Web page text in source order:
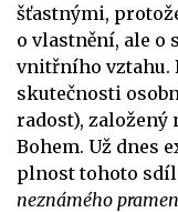
šťastnými,
o vlastnění, ale o
vnitřního vztahu.
skutečnosti
radost), založený
Bohem. Už dnes
plnost tohoto
neznámého